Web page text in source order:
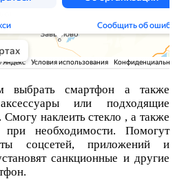
выбрать смартфон а также
или подходящие
наклеить стекло , а также
необходимости. Помогут
соцсетей, приложений и
санкционные и другие